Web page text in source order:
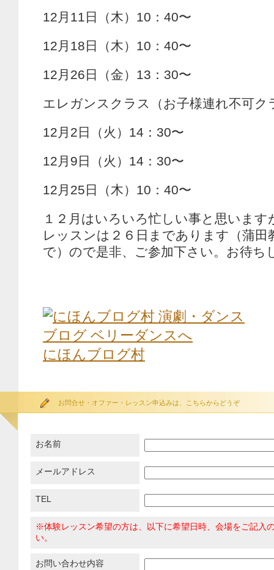
12月11日（木）10：40〜
12月18日（木）10：40〜
12月26日（金）13：30〜
エレガンスクラス（お子様連れ不可ク
12月2日（火）14：30〜
12月9日（火）14：30〜
12月25日（木）10：40〜
１２月はいろいろ忙しい事と思います
レッスンは２６日まであります（蒲田
で）ので是非、ご参加下さい。お待ち
にほんブログ村
お問合せ・オファー・レッスン申込みは、こちらからどうぞ
お名前
メールアドレス
TEL
※体験レッスン希望の方は、以下に希望日時、会場をご記入
い。
お問い合わせ内容